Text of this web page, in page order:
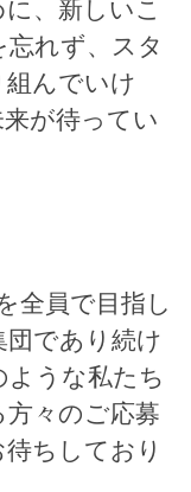
、新しいこ
れず、スタ
んでいけ
が待ってい
全員で目指し
であり続け
うな私たち
々のご応募
ちしており